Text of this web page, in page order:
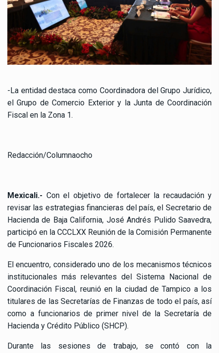
-La entidad destaca como Coordinadora del Grupo Jurídico,
el Grupo de Comercio Exterior y la Junta de Coordinación
Fiscal en la Zona 1.
Redacción/Columnaocho
Mexicali.- Con el objetivo de fortalecer la recaudación y
revisar las estrategias financieras del país, el Secretario de
Hacienda de Baja California, José Andrés Pulido Saavedra,
participó en la CCCLXX Reunión de la Comisión Permanente
de Funcionarios Fiscales 2026.
El encuentro, considerado uno de los mecanismos técnicos
institucionales más relevantes del Sistema Nacional de
Coordinación Fiscal, reunió en la ciudad de Tampico a los
titulares de las Secretarías de Finanzas de todo el país, así
como a funcionarios de primer nivel de la Secretaría de
Hacienda y Crédito Público (SHCP).
Durante las sesiones de trabajo, se contó con la